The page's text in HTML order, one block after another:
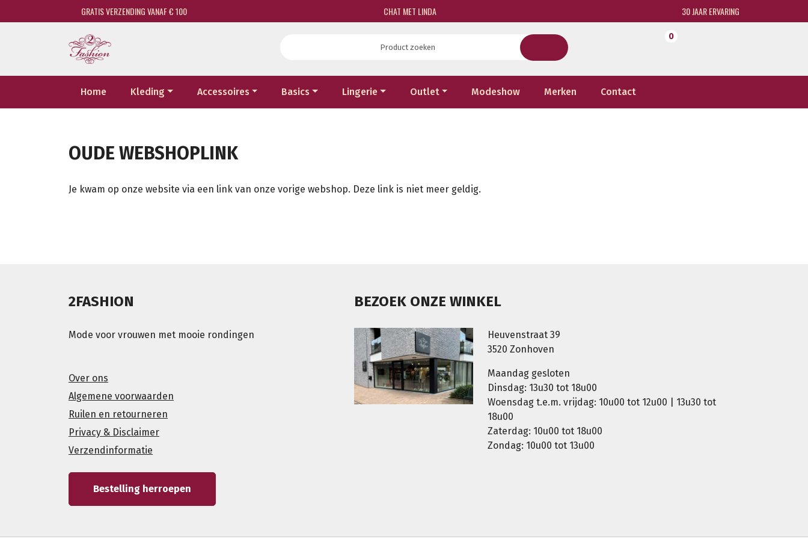
GRATIS VERZENDING VANAF € 100 CHAT MET LINDA 30 JAAR ERVARING
0
Home Kleding Accessoires Basics Lingerie Outlet Modeshow Merken Contact
OUDE WEBSHOPLINK
Je kwam op onze website via een link van onze vorige webshop. Deze link is niet meer geldig.
2FASHION
Mode voor vrouwen met mooie rondingen
Over ons
Algemene voorwaarden
Ruilen en retourneren
Privacy & Disclaimer
Verzendinformatie
Bestelling herroepen
BEZOEK ONZE WINKEL
Heuvenstraat 39
3520 Zonhoven
Maandag gesloten
Dinsdag: 13u30 tot 18u00
Woensdag t.e.m. vrijdag: 10u00 tot 12u00 | 13u30 tot
18u00
Zaterdag: 10u00 tot 18u00
Zondag: 10u00 tot 13u00